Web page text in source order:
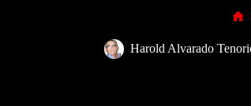
Harold Alvarado